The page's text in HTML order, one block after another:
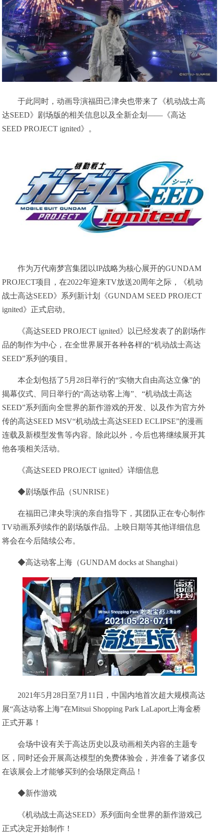
于此同时，动画导演福田己津央也带来了《机动战士高
达SEED》剧场版的相关信息以及全新企划——《高达
SEED PROJECT ignited》。
作为万代南梦宫集团以IP战略为核心展开的GUNDAM
PROJECT项目，在2022年迎来TV放送20周年之际，《机动
战士高达SEED》系列新计划《GUNDAM SEED PROJECT
ignited》正式启动。
《高达SEED PROJECT ignited》以已经发表了的剧场作
品的制作为中心，在全世界展开各种各样的“机动战士高达
SEED”系列的项目。
本企划包括了5月28日举行的“实物大自由高达立像”的
揭幕仪式、同日举行的“高达动客上海”、“机动战士高达
SEED”系列面向全世界的新作游戏的开发、以及作为官方外
传的高达SEED MSV“机动战士高达SEED ECLIPSE”的漫画
连载及新模型发售等内容。除此以外，今后也将继续展开其
他各项相关活动。
《高达SEED PROJECT ignited》详细信息
◆剧场版作品（SUNRISE）
在福田己津央导演的亲自指导下，其团队正在专心制作
TV动画系列续作的剧场版作品。上映日期等其他详细信息
将会在今后陆续公布。
◆高达动客上海（GUNDAM docks at Shanghai）
2021年5月28日至7月11日，中国内地首次超大规模高达
展“高达动客上海”在Mitsui Shopping Park LaLaport上海金桥
正式开幕！
会场中设有关于高达历史以及动画相关内容的主题专
区，同时还会开展高达模型的免费体验会，并准备了诸多仅
在该展会上才能够买到的会场限定商品！
◆新作游戏
《机动战士高达SEED》系列面向全世界的新作游戏已
正式决定开始制作！